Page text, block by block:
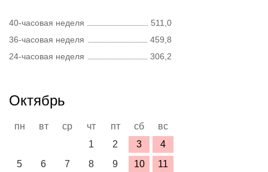
40-часовая неделя
511,0
36-часовая неделя
459,8
24-часовая неделя
306,2
Октябрь
пн вт ср чт пт сб
вс
1
2 3
4
5
6 7 8 9 10
11